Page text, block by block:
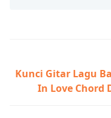
Kunci Gitar Lagu
In Love Chord